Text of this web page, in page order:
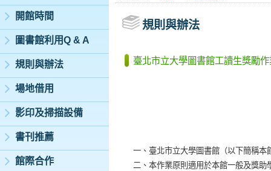
開館時間
圖書館利用Q & A
規則與辦法
場地借用
影印及掃描設備
書刊推薦
館際合作
規則與辦法
臺北市立大學圖書館工讀生獎勵
一、臺北市立大學圖書館（以下簡稱
二、本作業原則適用於本館一般及獎助